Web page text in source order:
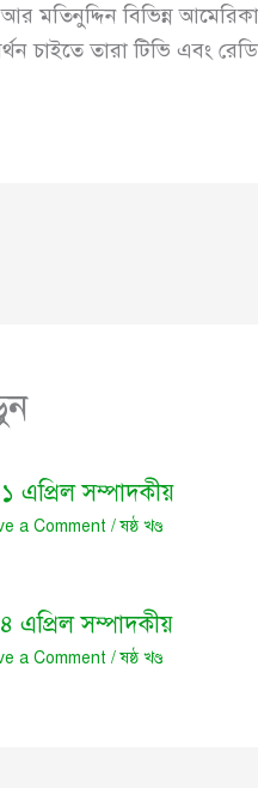
বিভিন্ন আমেরিকান
চাইতে তারা টিভি এবং
এপ্রিল সম্পাদকীয়
a Comment /ষষ্ঠ খণ্ড
এপ্রিল সম্পাদকীয়
a Comment /ষষ্ঠ খণ্ড